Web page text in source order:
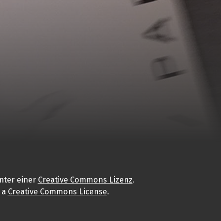
einer Creative Commons Lizenz.
Creative Commons License.